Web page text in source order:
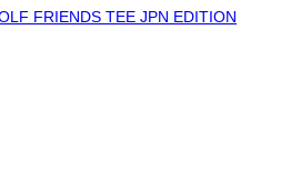
FRIENDS TEE JPN EDITION